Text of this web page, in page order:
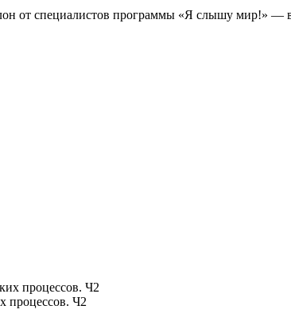
от специалистов программы «Я слышу мир!» —
процессов. Ч2